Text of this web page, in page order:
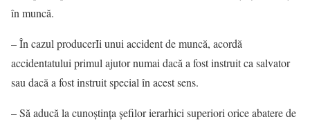
în muncă.
– În cazul producerIi unui accident de muncă, acordă
accidentatului primul ajutor numai dacă a fost instruit ca salvator
sau dacă a fost instruit special în acest sens.
– Să aducă la cunoştinţa şefilor ierarhici superiori orice abatere de